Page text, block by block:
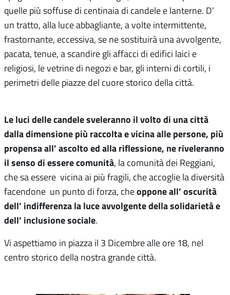
quelle più soffuse di centinaia di candele e lanterne. D’
un tratto, alla luce abbagliante, a volte intermittente,
frastornante, eccessiva, se ne sostituirà una avvolgente,
pacata, tenue, a scandire gli affacci di edifici laici e
religiosi, le vetrine di negozi e bar, gli interni di cortili, i
perimetri delle piazze del cuore storico della città.
Le luci delle candele sveleranno il volto di una città
dalla dimensione più raccolta e vicina alle persone, più
propensa all’ ascolto ed alla riflessione, ne riveleranno
il senso di essere comunità, la comunità dei Reggiani,
che sa essere vicina ai più fragili, che accoglie la diversità
facendone un punto di forza, cheoppone all’ oscurità
dell’ indifferenza la luce avvolgente della solidarietà e
dell’ inclusione sociale.
Vi aspettiamo in piazza il 3 Dicembre alle ore 18, nel
centro storico della nostra grande città.